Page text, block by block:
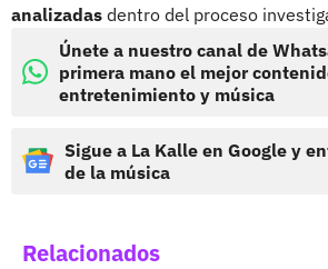
analizadas dentro del proceso
Únete a nuestro canal de
primera mano el mejor
entretenimiento y música
Sigue a La Kalle en Google y
de la música
Relacionados